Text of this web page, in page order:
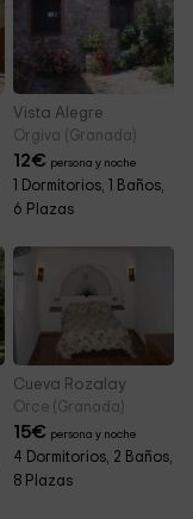
Vista Alegre
Orgiva (Granada)
12€ persona y noche
1 Dormitorios, 1 Baños,
6 Plazas
Cueva Rozalay
Orce (Granada)
15€ persona y noche
4 Dormitorios, 2 Baños,
8 Plazas